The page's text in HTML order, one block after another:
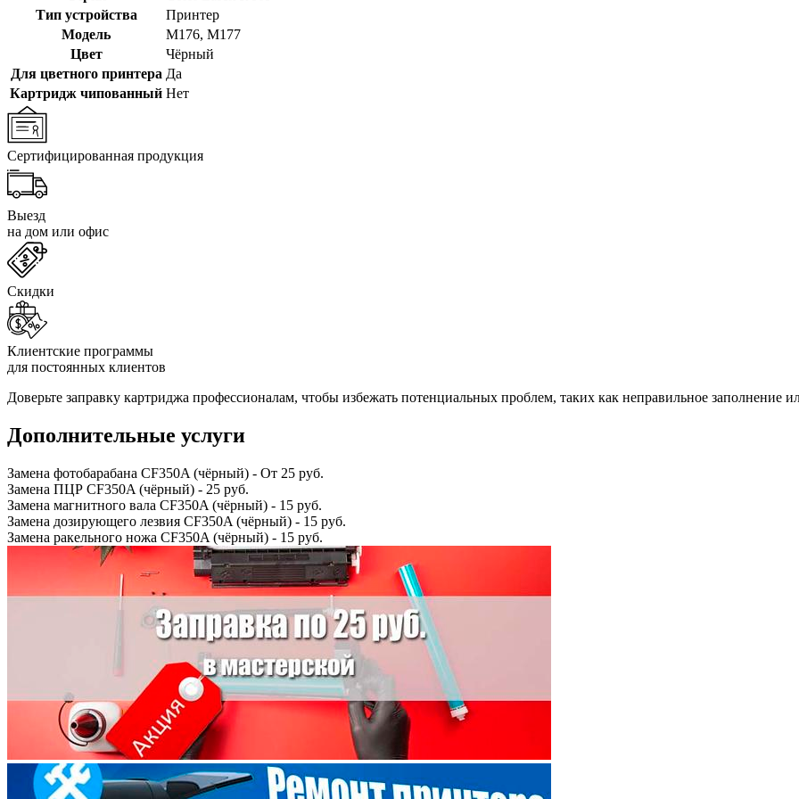
Тип устройства
Принтер
Модель
M176, M177
Цвет
Чёрный
Для цветного принтера Да
Картридж чипованный Нет
Сертифицированная продукция
Выезд
на дом или офис
Скидки
Клиентские программы
для постоянных клиентов
Доверьте заправку картриджа профессионалам, чтобы избежать потенциальных проблем, таких как неправильное заполнение
Дополнительные услуги
Замена фотобарабана CF350A (чёрный) - От 25 руб.
Замена ПЦР CF350A (чёрный) - 25 руб.
Замена магнитного вала CF350A (чёрный) - 15 руб.
Замена дозирующего лезвия CF350A (чёрный) - 15 руб.
Замена ракельного ножа CF350A (чёрный) - 15 руб.